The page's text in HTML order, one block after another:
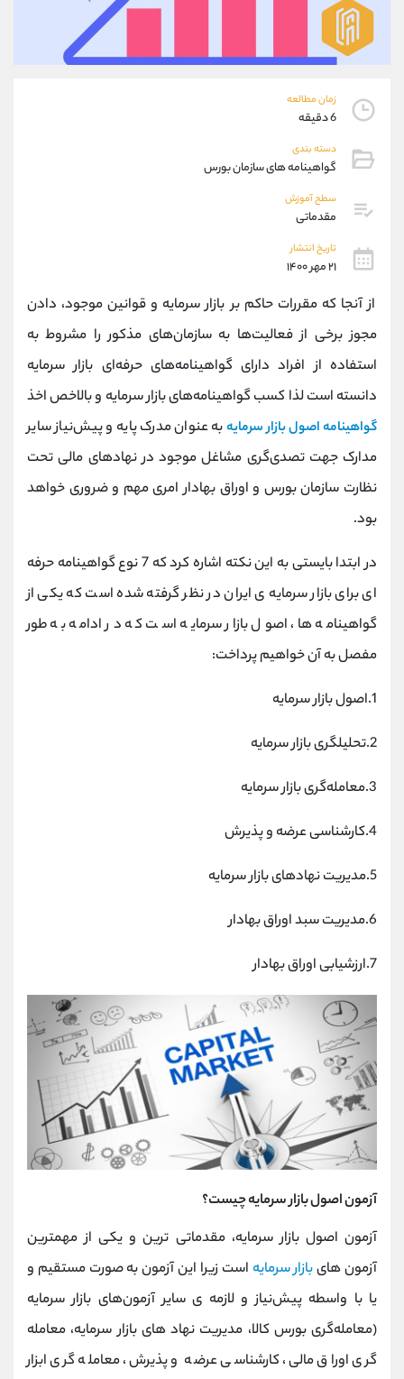
زمان مطالعه
6 دقیقه
دسته بندی
گواهینامه های سازمان بورس
سطح آموزش
مقدماتی
تاریخ انتشار
۲۱ مهر ۱۴۰۰
از آنجا که مقررات حاکم بر بازار سرمایه و قوانین موجود، دادن
مجوز برخی از فعالیت‌ها به سازمان‌های مذکور را مشروط به
استفاده از افراد دارای گواهینامه‌های حرفه‌ای بازار سرمایه
دانسته است لذا کسب گواهینامه‌های بازار سرمایه و بالاخص اخذ
گواهینامه اصول بازار سرمایهبه عنوان مدرک پایه و پیش‌نیاز سایر
مدارک جهت تصدی‌گری مشاغل موجود در نهادهای مالی تحت
نظارت سازمان بورس و اوراق بهادار امری مهم و ضروری خواهد
بود.
در ابتدا بایستی به این نکته اشاره کرد که 7 نوع گواهینامه حرفه
ای برای بازار سرمایه ی ایران در نظر گرفته شده است که یکی از
گواهینامه ها، اصول بازار سرمایه است که در ادامه به طور
مفصل به آن خواهیم پرداخت:
1.اصول بازار سرمایه
2.تحلیلگری بازار سرمایه
3.معامله‌گری بازار سرمایه
4.کارشناسی عرضه و پذیرش
5.مدیریت نهادهای بازار سرمایه
6.مدیریت سبد اوراق بهادار
7.ارزشیابی اوراق بهادار
آزمون اصول بازار سرمایه چیست؟
آزمون اصول بازار سرمایه‌، مقدماتی ترین و یکی از مهمترین
آزمون هایبازار سرمایه است زیرا این آزمون به صورت مستقیم و
یا با واسطه پیش‌نیاز و لازمه ی سایر آزمون‌های بازار سرمایه
(معامله‌گری بورس کالا، مدیریت نهاد های بازار سرمایه، معامله
گری اوراق مالی، کارشناسی عرضه و پذیرش، معامله گری ابزار
09927779040
واتساپ شروع گفتگو
تلگرام @Armteam_admin_por
پشتیبان فروش
موبایل
واتساپ
داخلی
اطلاعات تماس (دفتر فروش)
تلفن 021-22021030
بدون پیش شماره 90001030
اینستاگرام @alireza.mehrabii
کانال تلگرام @alirezamehrabi_com